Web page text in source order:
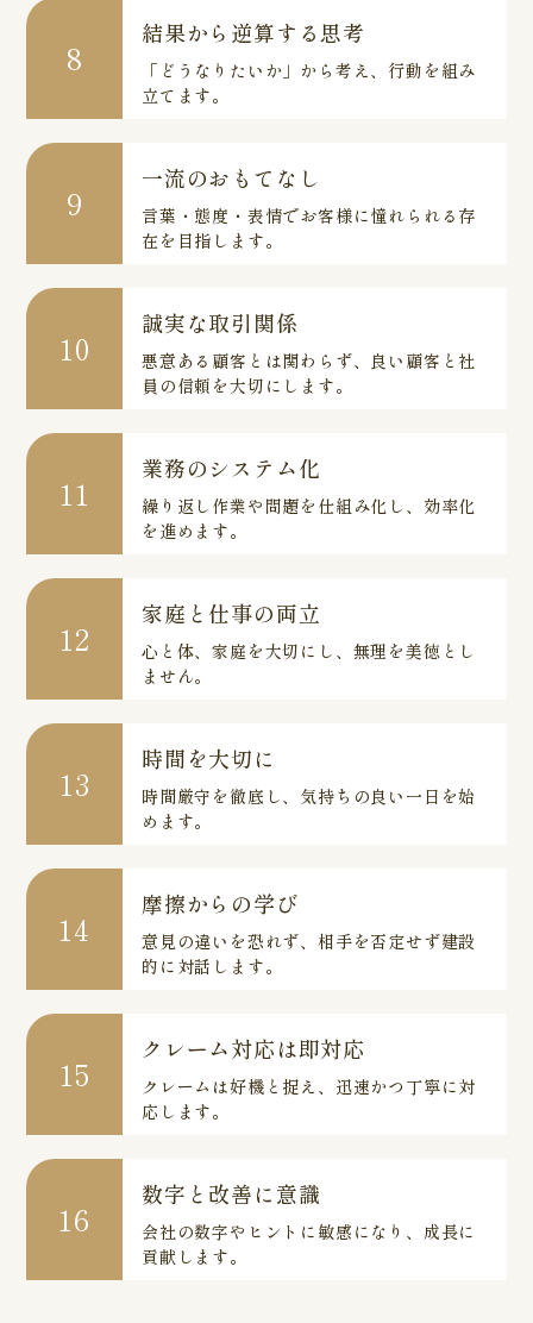
8
結果から逆算する思考
「どうなりたいか」から考え、行動を組み
立てます。
9
一流のおもてなし
言葉・態度・表情でお客様に憧れられる存
在を目指します。
10
誠実な取引関係
悪意ある顧客とは関わらず、良い顧客と社
員の信頼を大切にします。
11
業務のシステム化
繰り返し作業や問題を仕組み化し、効率化
を進めます。
12
家庭と仕事の両立
心と体、家庭を大切にし、無理を美徳とし
ません。
13
時間を大切に
時間厳守を徹底し、気持ちの良い一日を始
めます。
14
摩擦からの学び
意見の違いを恐れず、相手を否定せず建設
的に対話します。
15
クレーム対応は即対応
クレームは好機と捉え、迅速かつ丁寧に対
応します。
16
数字と改善に意識
会社の数字やヒントに敏感になり、成長に
貢献します。